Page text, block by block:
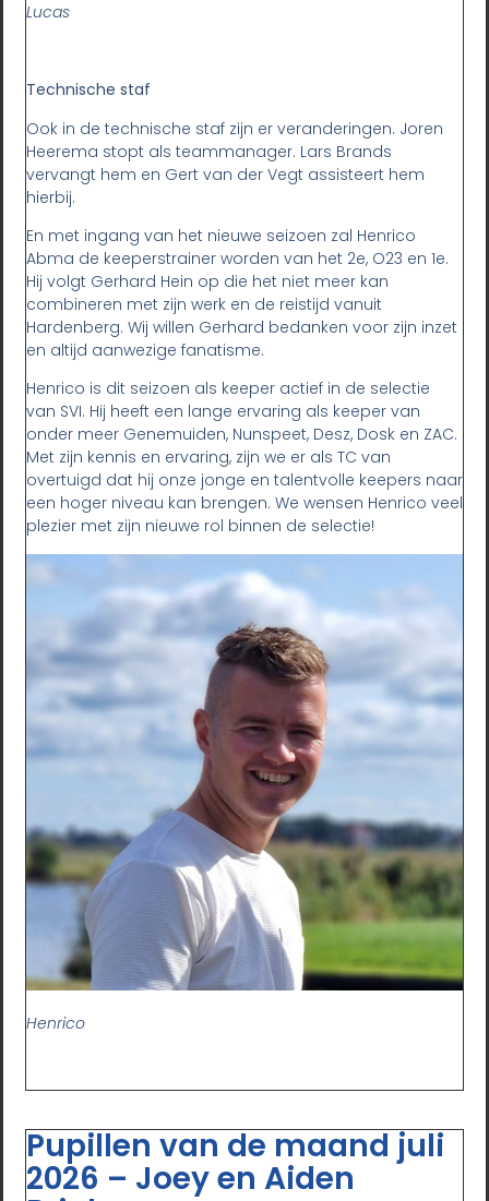
Lucas
Technische staf
Ook in de technische staf zijn er veranderingen. Joren
Heerema stopt als teammanager. Lars Brands
vervangt hem en Gert van der Vegt assisteert hem
hierbij.
En met ingang van het nieuwe seizoen zal Henrico
Abma de keeperstrainer worden van het 2e, O23 en 1e.
Hij volgt Gerhard Hein op die het niet meer kan
combineren met zijn werk en de reistijd vanuit
Hardenberg. Wij willen Gerhard bedanken voor zijn inzet
en altijd aanwezige fanatisme.
Henrico is dit seizoen als keeper actief in de selectie
van SVI. Hij heeft een lange ervaring als keeper van
onder meer Genemuiden, Nunspeet, Desz, Dosk en ZAC.
Met zijn kennis en ervaring, zijn we er als TC van
overtuigd dat hij onze jonge en talentvolle keepers naar
een hoger niveau kan brengen. We wensen Henrico veel
plezier met zijn nieuwe rol binnen de selectie!
Henrico
Pupillen van de maand juli
2026 – Joey en Aiden